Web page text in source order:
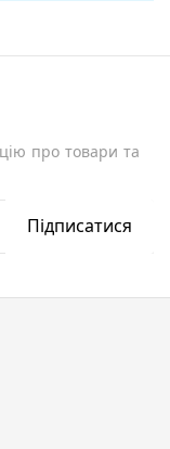
про товари та
Підписатися